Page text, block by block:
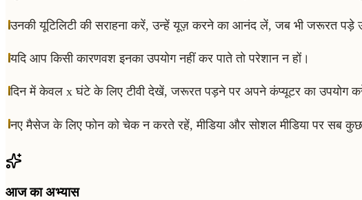
उनकी यूटिलिटी की सराहना करें, उन्हें यूज़ करने का आनंद लें, जब भी जरूरत
यदि आप किसी कारणवश इनका उपयोग नहीं कर पाते तो परेशान न हों।
दिन में केवल x घंटे के लिए टीवी देखें, जरूरत पड़ने पर अपने कंप्यूटर का उपयोग
नए मैसेज के लिए फोन को चेक न करते रहें, मीडिया और सोशल मीडिया पर सब
आज का अभ्यास